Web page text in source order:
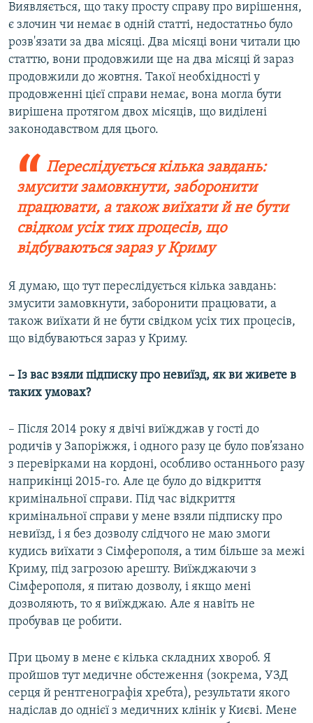
Виявляється, що таку просту справу про вирішення,
є злочин чи немає в одній статті, недостатньо було
розв'язати за два місяці. Два місяці вони читали цю
статтю, вони продовжили ще на два місяці й зараз
продовжили до жовтня. Такої необхідності у
продовженні цієї справи немає, вона могла бути
вирішена протягом двох місяців, що виділені
законодавством для цього.
Переслідується кілька завдань:
змусити замовкнути, заборонити
працювати, а також виїхати й не бути
свідком усіх тих процесів, що
відбуваються зараз у Криму
Я думаю, що тут переслідується кілька завдань:
змусити замовкнути, заборонити працювати, а
також виїхати й не бути свідком усіх тих процесів,
що відбуваються зараз у Криму.
– Із вас взяли підписку про невиїзд, як ви живете в
таких умовах?
– Після 2014 року я двічі виїжджав у гості до
родичів у Запоріжжя, і одного разу це було пов’язано
з перевірками на кордоні, особливо останнього разу
наприкінці 2015-го. Але це було до відкриття
кримінальної справи. Під час відкриття
кримінальної справи у мене взяли підписку про
невиїзд, і я без дозволу слідчого не маю змоги
кудись виїхати з Сімферополя, а тим більше за межі
Криму, під загрозою арешту. Виїжджаючи з
Сімферополя, я питаю дозволу, і якщо мені
дозволяють, то я виїжджаю. Але я навіть не
пробував це робити.
При цьому в мене є кілька складних хвороб. Я
пройшов тут медичне обстеження (зокрема, УЗД
серця й рентгенографія хребта), результати якого
надіслав до однієї з медичних клінік у Києві. Мене